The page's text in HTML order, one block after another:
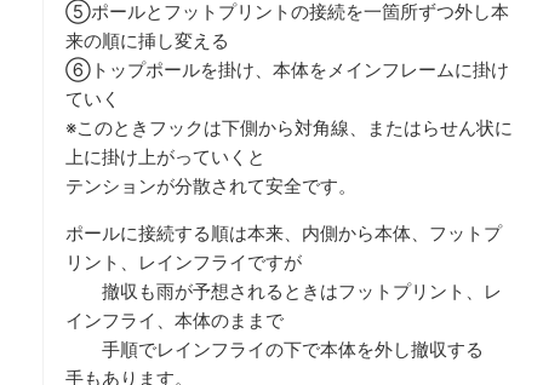
⑤ポールとフットプリントの接続を一箇所ずつ外し本
来の順に挿し変える
⑥トップポールを掛け、本体をメインフレームに掛け
ていく
※このときフックは下側から対角線、またはらせん状に
上に掛け上がっていくと
テンションが分散されて安全です。
ポールに接続する順は本来、内側から本体、フットプ
リント、レインフライですが
撤収も雨が予想されるときはフットプリント、レ
インフライ、本体のままで
手順でレインフライの下で本体を外し撤収する
手もあります。